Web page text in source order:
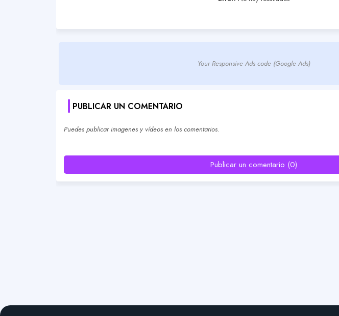
Your Responsive Ads code (Google Ads)
PUBLICAR UN COMENTARIO
Puedes publicar imagenes y vídeos en los comentarios.
Publicar un comentario (0)